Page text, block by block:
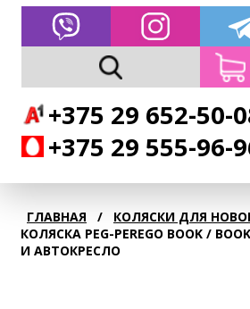
0
+375 29 652-50-08
+375 29 555-96-96
ГЛАВНАЯ / КОЛЯСКИ ДЛЯ
КОЛЯСКА PEG-PEREGO BOOK /
И АВТОКРЕСЛО